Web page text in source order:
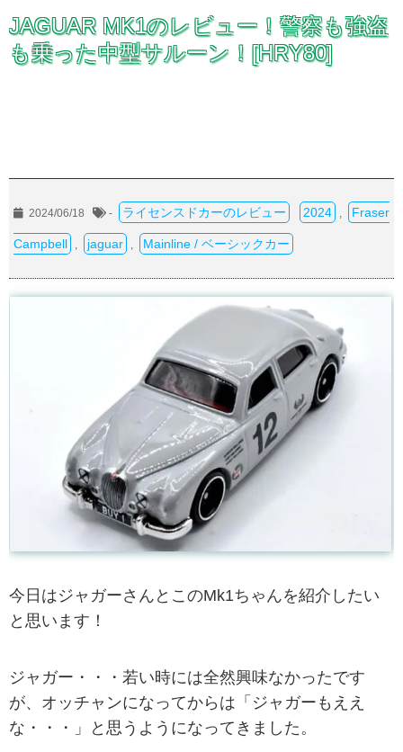
JAGUAR MK1のレビュー！警察も強盗
も乗った中型サルーン！[HRY80]
2024/06/18 - ライセンスドカーのレビュー 2024 Fraser
Campbell jaguar Mainline / ベーシックカー
今日はジャガーさんとこのMk1ちゃんを紹介したい
と思います！
ジャガー・・・若い時には全然興味なかったです
が、オッチャンになってからは「ジャガーもええ
な・・・」と思うようになってきました。